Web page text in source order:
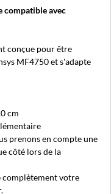
compatible avec
conçue pour être
MF4750 et s'adapte
cm
prenons en compte une
côté lors de la
complètement votre